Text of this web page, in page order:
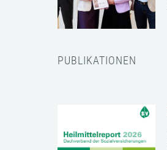
PUBLIKATIONEN